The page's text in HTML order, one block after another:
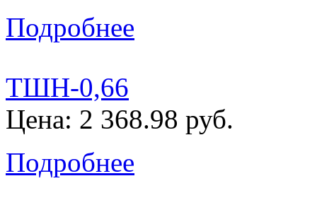
Подробнее
ТШН-0,66
Цена: 2 368.98 руб.
Подробнее